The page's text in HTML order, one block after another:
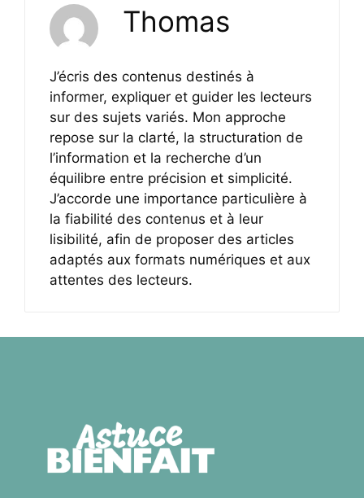
Thomas
J’écris des contenus destinés à
informer, expliquer et guider les lecteurs
sur des sujets variés. Mon approche
repose sur la clarté, la structuration de
l’information et la recherche d’un
équilibre entre précision et simplicité.
J’accorde une importance particulière à
la fiabilité des contenus et à leur
lisibilité, afin de proposer des articles
adaptés aux formats numériques et aux
attentes des lecteurs.